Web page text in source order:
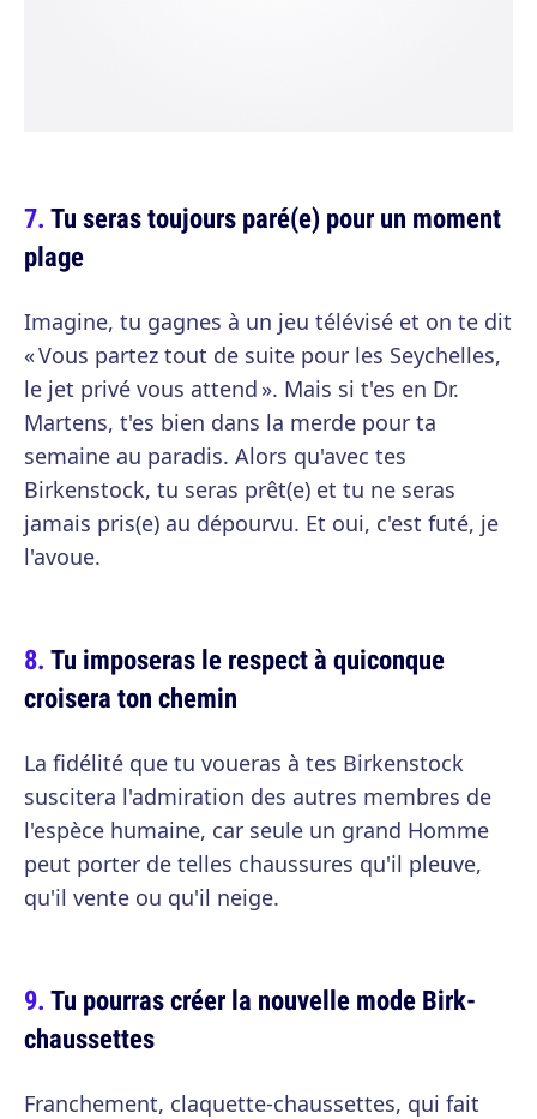
Tu seras toujours paré(e) pour un moment
plage
Imagine, tu gagnes à un jeu télévisé et on te dit
« Vous partez tout de suite pour les Seychelles,
le jet privé vous attend ». Mais si t'es en Dr.
Martens, t'es bien dans la merde pour ta
semaine au paradis. Alors qu'avec tes
Birkenstock, tu seras prêt(e) et tu ne seras
jamais pris(e) au dépourvu. Et oui, c'est futé, je
l'avoue.
Tu imposeras le respect à quiconque
croisera ton chemin
La fidélité que tu voueras à tes Birkenstock
suscitera l'admiration des autres membres de
l'espèce humaine, car seule un grand Homme
peut porter de telles chaussures qu'il pleuve,
qu'il vente ou qu'il neige.
Tu pourras créer la nouvelle mode Birk-
chaussettes
Franchement, claquette-chaussettes, qui fait